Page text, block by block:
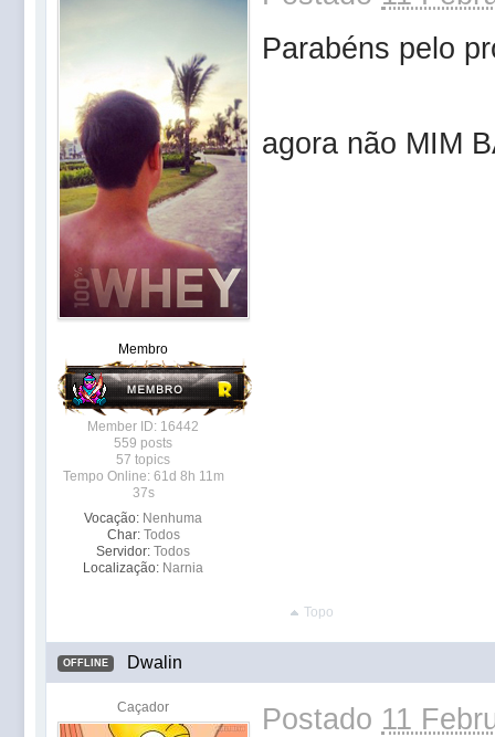
Membro
Member ID: 16442
559 posts
57 topics
Tempo Online: 61d 8h 11m
37s
Vocação: Nenhuma
Char: Todos
Servidor: Todos
Localização: Narnia
Parabéns pelo
agora não MIM
Topo
OFFLINE Dwalin
Caçador Postado 11